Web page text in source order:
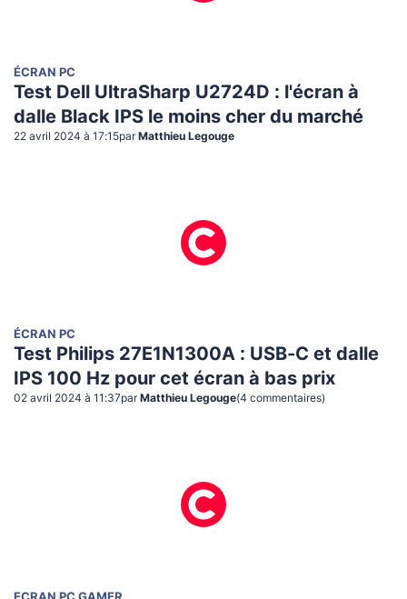
ÉCRAN PC
Test Dell UltraSharp U2724D : l'écran à
dalle Black IPS le moins cher du marché
22 avril 2024 à 17:15par Matthieu Legouge
ÉCRAN PC
Test Philips 27E1N1300A : USB-C et dalle
IPS 100 Hz pour cet écran à bas prix
02 avril 2024 à 11:37par Matthieu Legouge(4 commentaires)